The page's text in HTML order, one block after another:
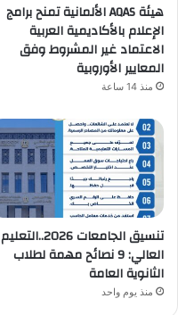
هيئة AQAS الألمانية تمنح برامج
الإعلام بالأكاديمية العربية
الاعتماد غير المشروط وفق
المعايير الأوروبية
منذ 14 ساعة
تنسيق الجامعات 2026..التعليم
العالي: 9 نصائح مهمة لطلاب
الثانوية العامة
منذ يوم واحد